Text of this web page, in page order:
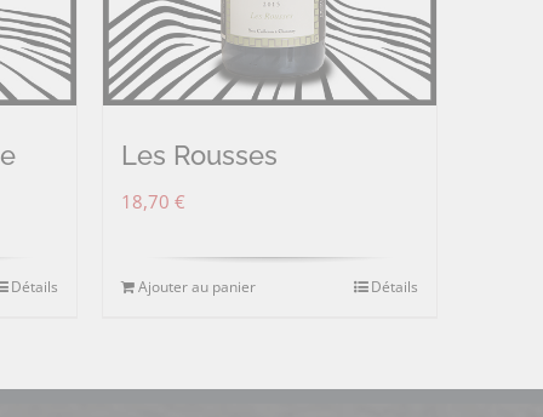
Détails
Les Rousses
18,70 €
Ajouter au panier Détails